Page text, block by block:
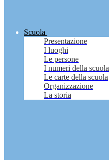
Scuola
Presentazione
I luoghi
Le persone
I numeri della scuola
Le carte della scuola
Organizzazione
La storia